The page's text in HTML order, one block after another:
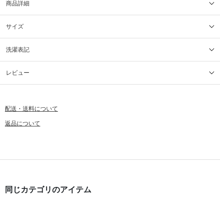
商品詳細
サイズ
洗濯表記
レビュー
配送・送料について
返品について
同じカテゴリのアイテム